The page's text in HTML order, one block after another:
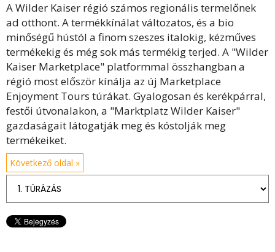
A Wilder Kaiser régió számos regionális termelőnek
ad otthont. A termékkínálat változatos, és a bio
minőségű hústól a finom szeszes italokig, kézműves
termékekig és még sok más termékig terjed. A "Wilder
Kaiser Marketplace" platformmal összhangban a
régió most először kínálja az új Marketplace
Enjoyment Tours túrákat. Gyalogosan és kerékpárral,
festői útvonalakon, a "Marktplatz Wilder Kaiser"
gazdaságait látogatják meg és kóstolják meg
termékeiket.
Következő oldal »